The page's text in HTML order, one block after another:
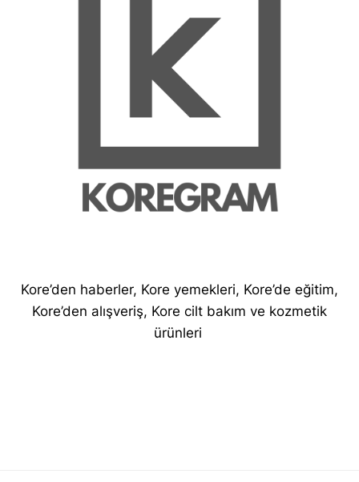
Kore’den haberler, Kore yemekleri, Kore’de eğitim,
Kore’den alışveriş, Kore cilt bakım ve kozmetik
ürünleri